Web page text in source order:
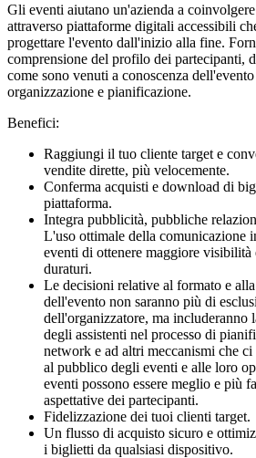
Gli eventi aiutano un'azienda a
attraverso piattaforme digitali accessibili
progettare l'evento dall'inizio alla fine.
comprensione del profilo dei partecipanti,
come sono venuti a conoscenza
organizzazione e pianificazione.
Benefici:
Raggiungi il tuo cliente target e
vendite dirette, più velocemente.
Conferma acquisti e download di
piattaforma.
Integra pubblicità, pubbliche
L'uso ottimale della comunicazione
eventi di ottenere maggiore
duraturi.
Le decisioni relative al formato e
dell'evento non saranno più di
dell'organizzatore, ma includeranno
degli assistenti nel processo di
network e ad altri meccanismi che ci
al pubblico degli eventi e alle loro
eventi possono essere meglio e più
aspettative dei partecipanti.
Fidelizzazione dei tuoi clienti target.
Un flusso di acquisto sicuro e
i biglietti da qualsiasi dispositivo.